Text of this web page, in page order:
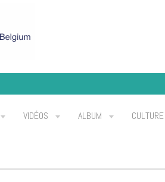
VIDÉOS ALBUM CULTURE